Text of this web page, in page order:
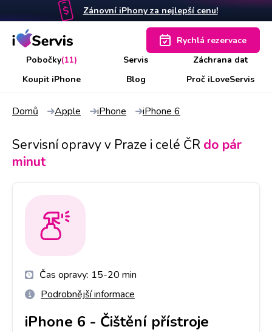
Zánovní iPhony za nejlepší cenu!
Pobočky(11) Servis
Záchrana dat
Koupit iPhone
Blog Proč iLoveServis
Rychlá rezervace
Domů Apple iPhone iPhone 6
Servisní opravy v Praze i celé ČR do pár
minut
Čas opravy: 15-20 min
Podrobnější informace
iPhone 6 - Čištění přístroje